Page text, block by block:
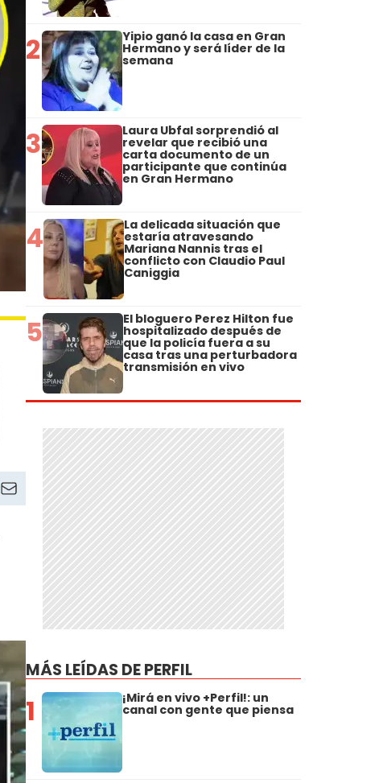
2 Yipio ganó la casa en Gran
Hermano y será líder de la
semana
3 Laura Ubfal sorprendió al
revelar que recibió una
carta documento de un
participante que continúa
en Gran Hermano
4 La delicada situación que
estaría atravesando
Mariana Nannis tras el
conflicto con Claudio Paul
Caniggia
5 El bloguero Perez Hilton fue
hospitalizado después de
que la policía fuera a su
casa tras una perturbadora
transmisión en vivo
MÁS LEÍDAS DE PERFIL
1 ¡Mirá en vivo +Perfil!: un
canal con gente que piensa